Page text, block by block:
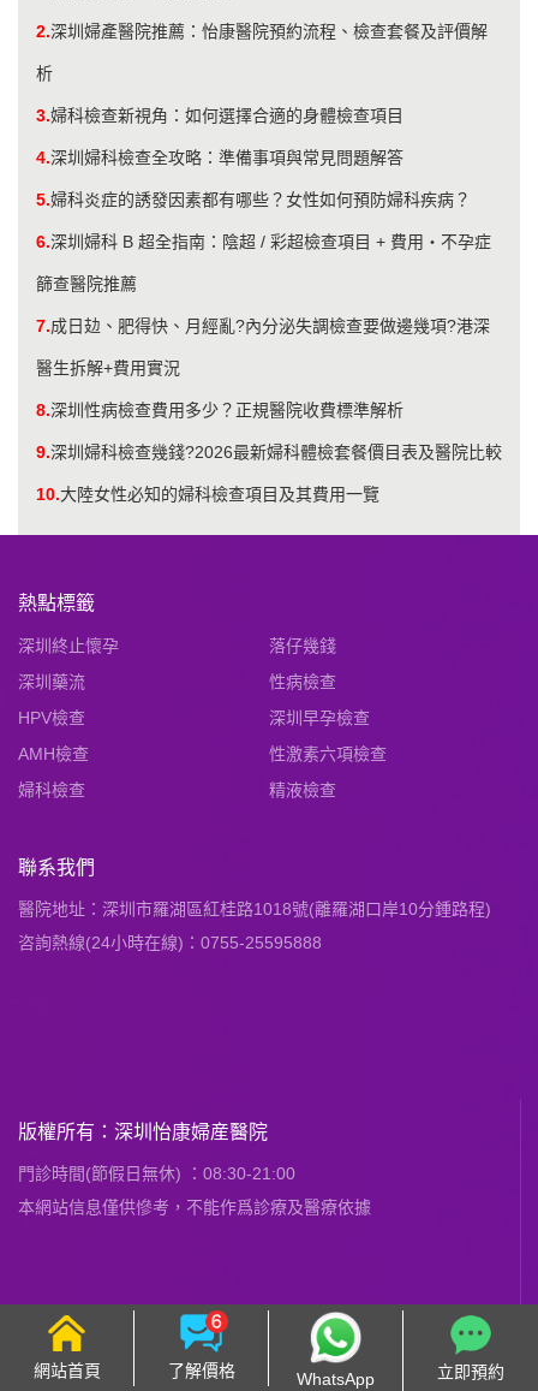
2.深圳婦產醫院推薦：怡康醫院預約流程、檢查套餐及評價解
析
3.婦科檢查新視角：如何選擇合適的身體檢查項目
4.深圳婦科檢查全攻略：準備事項與常見問題解答
5.婦科炎症的誘發因素都有哪些？女性如何預防婦科疾病？
6.​深圳婦科 B 超全指南：陰超 / 彩超檢查項目 + 費用・不孕症
篩查醫院推薦
7.成日攰、肥得快、月經亂?內分泌失調檢查要做邊幾項?港深
醫生拆解+費用實況
8.深圳性病檢查費用多少？正規醫院收費標準解析
9.深圳婦科檢查幾錢?2026最新婦科體檢套餐價目表及醫院比較
10.大陸女性必知的婦科檢查項目及其費用一覽
熱點標籤
深圳終止懷孕
落仔幾錢
深圳藥流
性病檢查
HPV檢查
深圳早孕檢查
AMH檢查
性激素六項檢查
婦科檢查
精液檢查
聯系我們
醫院地址：深圳市羅湖區紅桂路1018號(離羅湖口岸10分鍾路程)
咨詢熱線(24小時在線)：0755-25595888
版權所有：深圳怡康婦産醫院
門診時間(節假日無休) ：08:30-21:00
本網站信息僅供慘考，不能作爲診療及醫療依據
網站首頁 了解價格 WhatsApp 立即預約